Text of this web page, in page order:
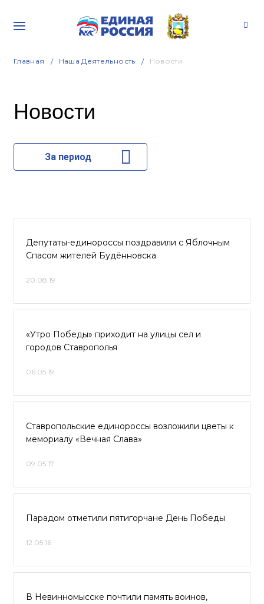
Главная Наша Деятельность Новости
Новости
За период
Депутаты-единороссы поздравили с Яблочным
Спасом жителей Будённовска
20.08.19
«Утро Победы» приходит на улицы сел и
городов Ставрополья
06.05.19
Ставропольские единороссы возложили цветы к
мемориалу «Вечная Слава»
09.05.17
Парадом отметили пятигорчане День Победы
12.05.16
В Невинномысске почтили память воинов,